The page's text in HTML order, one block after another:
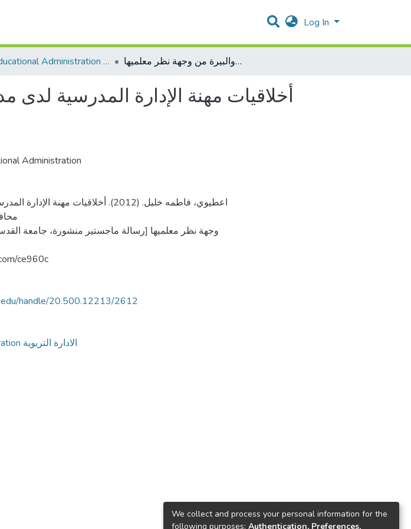
Log In
Educational Administration الادارة التربوية أخلاقيات مهنة الإدارة المدرسية لدى مديري مدارس محافظة رام الله والبيرة من وجهة نظر معلميها
أخلاقيات مهنة الإدارة المدرسية
Administration
اعطيوي، فاطمه خليل. (2012). أخلاقيات
وجهة نظر معلميها [رسالة ماجستير منشورة، جامعة
ce960c
handle/20.500.12213/2612
Educational Administration الادارة التربوية
We collect and process your personal information for the
following purposes: Authentication, Preferences,